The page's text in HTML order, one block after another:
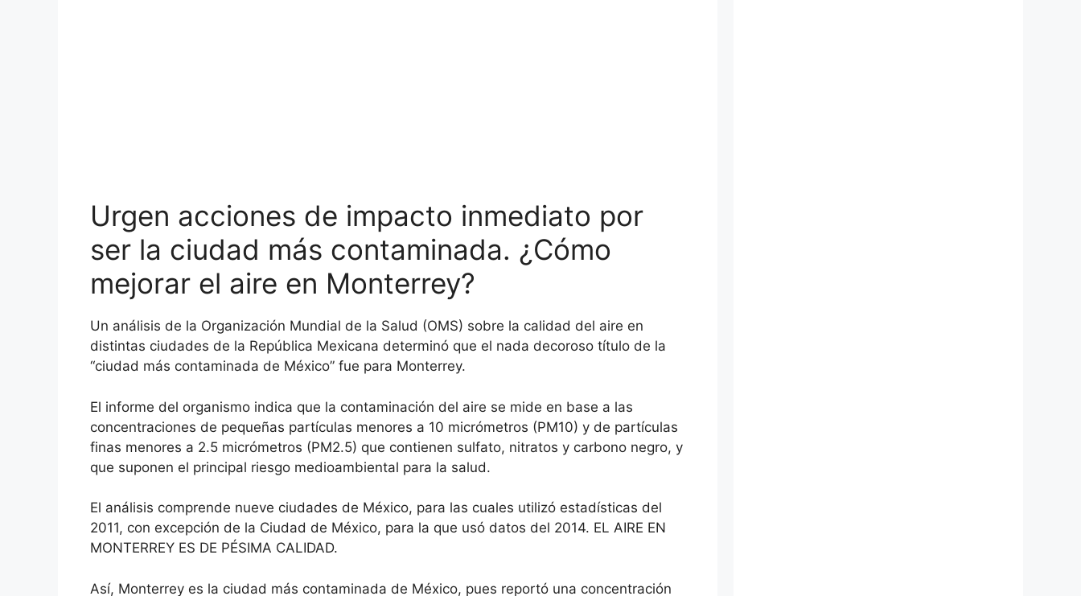
Urgen acciones de impacto inmediato por
ser la ciudad más contaminada. ¿Cómo
mejorar el aire en Monterrey?
Un análisis de la Organización Mundial de la Salud (OMS) sobre la calidad del aire en
distintas ciudades de la República Mexicana determinó que el nada decoroso título de la
“ciudad más contaminada de México” fue para Monterrey.
El informe del organismo indica que la contaminación del aire se mide en base a las
concentraciones de pequeñas partículas menores a 10 micrómetros (PM10) y de partículas
finas menores a 2.5 micrómetros (PM2.5) que contienen sulfato, nitratos y carbono negro, y
que suponen el principal riesgo medioambiental para la salud.
El análisis comprende nueve ciudades de México, para las cuales utilizó estadísticas del
2011, con excepción de la Ciudad de México, para la que usó datos del 2014. EL AIRE EN
MONTERREY ES DE PÉSIMA CALIDAD.
Así, Monterrey es la ciudad más contaminada de México, pues reportó una concentración